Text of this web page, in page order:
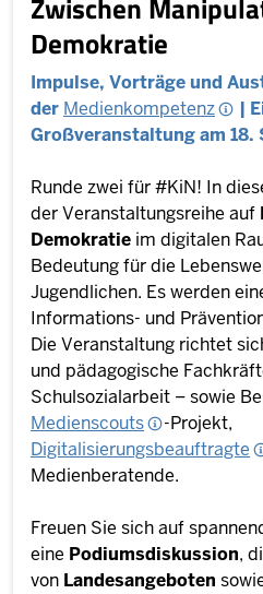
Zwischen
Demokratie
Impulse, Vorträge und
der Medienkompetenz
|
Großveranstaltung am 18.
Runde zwei für #KiN! In
der Veranstaltungsreihe auf
Demokratie im digitalen
Bedeutung für die
Jugendlichen. Es werden
Informations- und
Die Veranstaltung richtet
und pädagogische
Schulsozialarbeit – sowie
Medienscouts
-Projekt,
Digitalisierungsbeauftragte
Medienberatende.
Freuen Sie sich auf
eine Podiumsdiskussion,
von Landesangeboten